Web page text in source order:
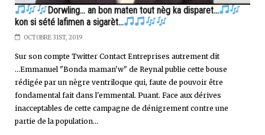
Dorwling... an bon maten tout nèg ka disparet...
kon si sété lafimen a sigarèt...
OCTOBRE 31ST, 2019
Sur son compte Twitter Contact Entreprises autrement dit
...Emmanuel "Bonda maman'w" de Reynal publie cette bouse
rédigée par un nègre ventriloque qui, faute de pouvoir être
fondamental fait dans l'emmental. Puant. Face aux dérives
inacceptables de cette campagne de dénigrement contre une
partie de la population...